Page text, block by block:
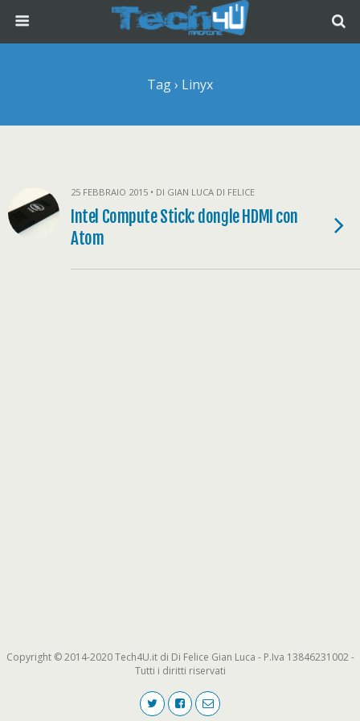
Tag › Linyx
25 FEBBRAIO 2015 • DI GIAN LUCA DI FELICE
Intel Compute Stick: dongle HDMI con
Atom
Copyright © 2014-2020 Tech4U.it di Di Felice Gian Luca - P.Iva 13846231002 -
Tutti i diritti riservati